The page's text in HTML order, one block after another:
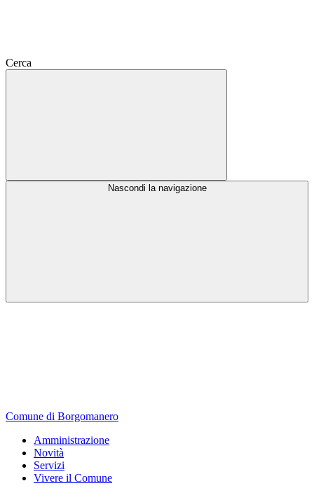
Cerca
Nascondi la navigazione
Comune di Borgomanero
Amministrazione
Novità
Servizi
Vivere il Comune